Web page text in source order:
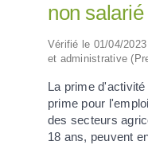
non salarié
Vérifié le 01/04/
et administrative
La prime
prime pour
des secteurs
18 ans, peuvent